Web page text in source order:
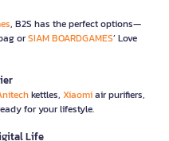
, B2S has the perfect options—
orSIAM BOARDGAMES’ Love
kettles, Xiaomiair purifiers,
for your lifestyle.
Life